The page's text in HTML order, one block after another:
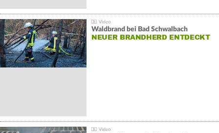
Waldbrand bei Bad Schwalbach
NEUER BRANDHERD ENTDECKT